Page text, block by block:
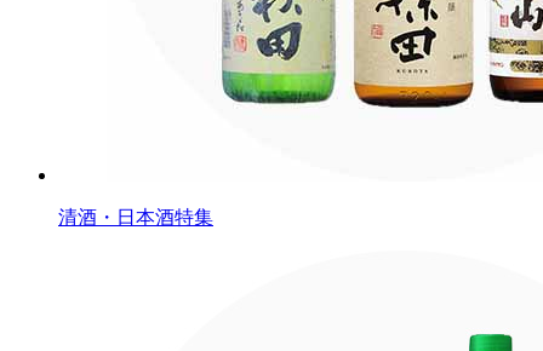
清酒・日本酒特集